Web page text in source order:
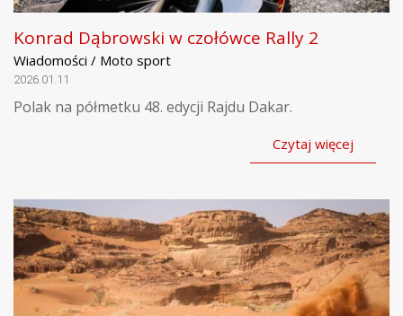
Konrad Dąbrowski w czołówce Rally 2
Wiadomości / Moto sport
2026.01.11
Polak na półmetku 48. edycji Rajdu Dakar.
Czytaj więcej